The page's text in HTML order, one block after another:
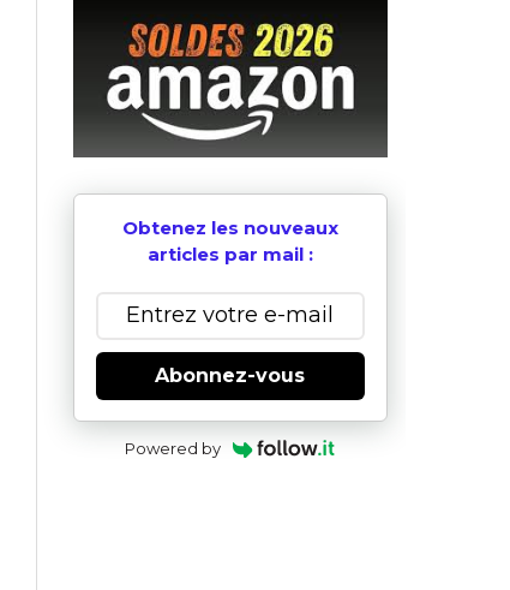
Obtenez les nouveaux
articles par mail :
Abonnez-vous
Powered by